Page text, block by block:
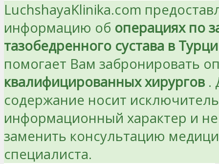
LuchshayaKlinika.com
информацию об операциях по
тазобедренного сустава в
помогает Вам забронировать
квалифицированных хирургов .
содержание носит
информационный характер и
заменить консультацию
специалиста.